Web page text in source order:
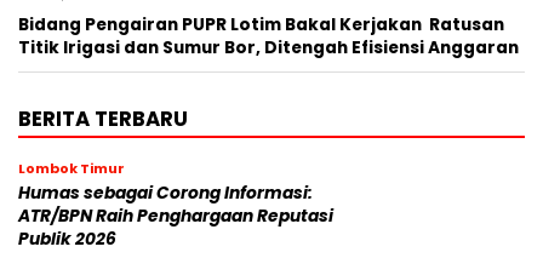
Bidang Pengairan PUPR Lotim Bakal Kerjakan Ratusan
Titik Irigasi dan Sumur Bor, Ditengah Efisiensi Anggaran
BERITA TERBARU
Lombok Timur
Humas sebagai Corong Informasi:
ATR/BPN Raih Penghargaan Reputasi
Publik 2026